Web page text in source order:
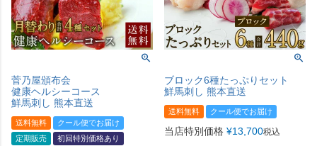
菅乃屋頒布会
健康ヘルシーコース
鮮馬刺し 熊本直送
送料無料
クール便でお届け
定期販売
初回特別価格あり
ブロック6種たっぷりセット
鮮馬刺し 熊本直送
送料無料 クール便でお届け
当店特別価格 ¥13,700税込